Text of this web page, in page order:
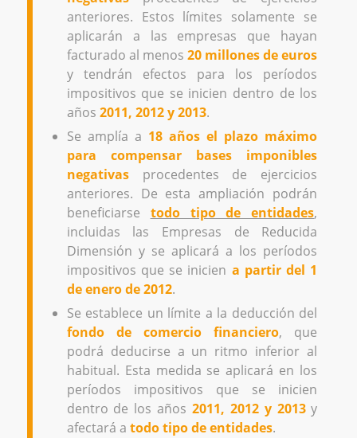
anteriores. Estos límites solamente se
aplicarán a las empresas que hayan
facturado al menos 20 millones de euros
y tendrán efectos para los períodos
impositivos que se inicien dentro de los
años 2011, 2012 y 2013.
Se amplía a 18 años el plazo máximo
para compensar bases imponibles
negativasprocedentes de ejercicios
anteriores. De esta ampliación podrán
beneficiarse todo tipo de entidades,
incluidas las Empresas de Reducida
Dimensión y se aplicará a los períodos
impositivos que se inicien a partir del 1
de enero de 2012.
Se establece un límite a la deducción del
fondo de comercio financiero, que
podrá deducirse a un ritmo inferior al
habitual. Esta medida se aplicará en los
períodos impositivos que se inicien
dentro de los años 2011, 2012 y 2013y
afectará a todo tipo de entidades.